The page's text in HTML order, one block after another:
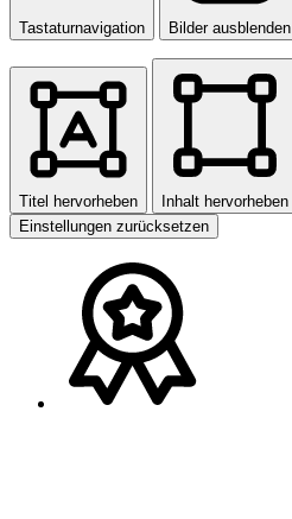
Tastaturnavigation Bilder ausblenden
Titel hervorheben Inhalt hervorheben
Einstellungen zurücksetzen